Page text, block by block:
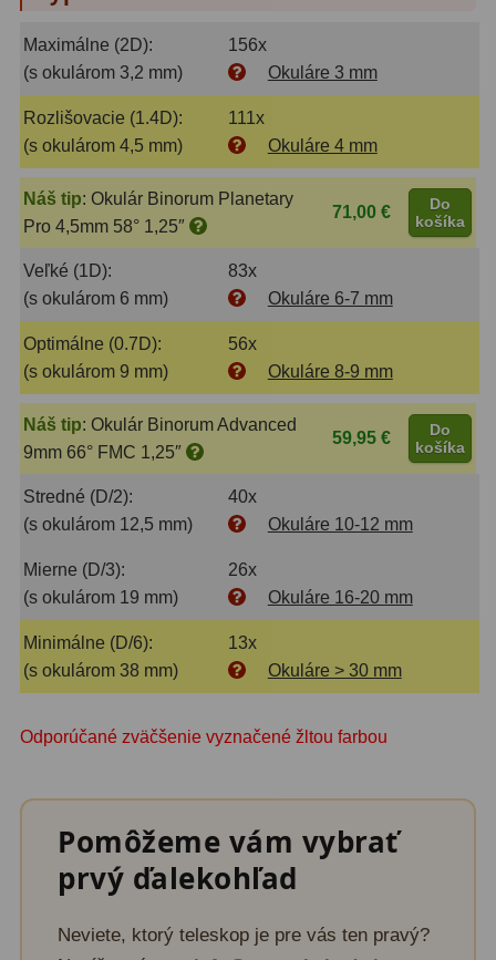
Maximálne (2D):
156x
(s okulárom 3,2 mm)
Okuláre 3 mm
Rozlišovacie (1.4D):
111x
(s okulárom 4,5 mm)
Okuláre 4 mm
Náš tip: Okulár Binorum Planetary
Pro 4,5mm 58° 1,25″
71,00 €
Do
košíka
Veľké (1D):
83x
(s okulárom 6 mm)
Okuláre 6-7 mm
Optimálne (0.7D):
56x
(s okulárom 9 mm)
Okuláre 8-9 mm
Náš tip: Okulár Binorum Advanced
9mm 66° FMC 1,25″
59,95 €
Do
košíka
Stredné (D/2):
40x
(s okulárom 12,5 mm)
Okuláre 10-12 mm
Mierne (D/3):
26x
(s okulárom 19 mm)
Okuláre 16-20 mm
Minimálne (D/6):
13x
(s okulárom 38 mm)
Okuláre > 30 mm
Odporúčané zväčšenie vyznačené žltou farbou
Pomôžeme vám vybrať
prvý ďalekohľad
Neviete, ktorý teleskop je pre vás ten pravý?